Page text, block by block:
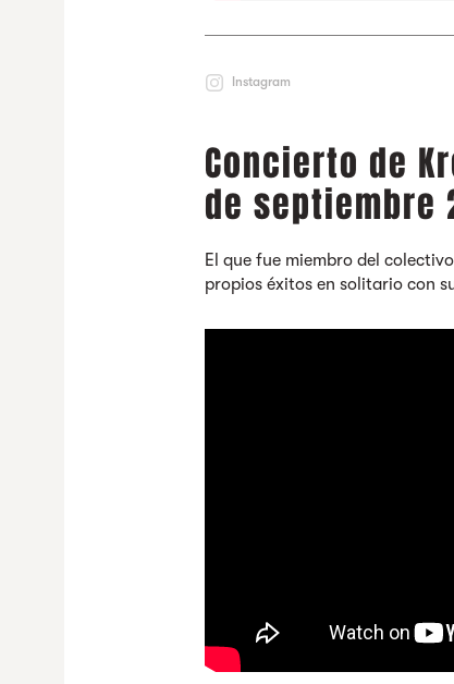
Instagram
Concierto de
de septiembre
El que fue miembro del
propios éxitos en solitario con